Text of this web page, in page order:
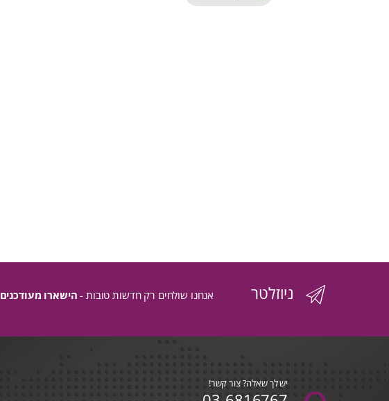
ניוזלטר אנחנו שולחים רק חדשות טובות - הישארו מעודכנים
יש לך שאלה? צור קשר!